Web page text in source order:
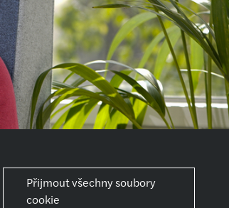
Přijmout všechny soubory
cookie